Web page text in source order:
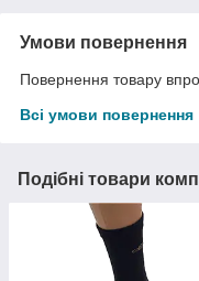
Умови повернення
Повернення товару
Всі умови повернення
Подібні товари